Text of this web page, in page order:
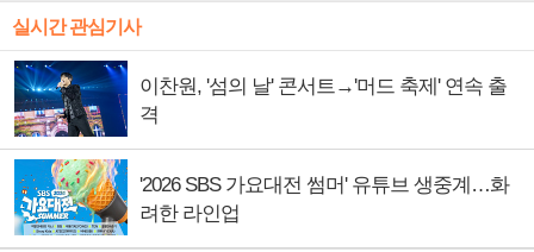
실시간 관심기사
이찬원, '섬의 날' 콘서트→'머드 축제' 연속 출
격
'2026 SBS 가요대전 썸머' 유튜브 생중계…화
려한 라인업